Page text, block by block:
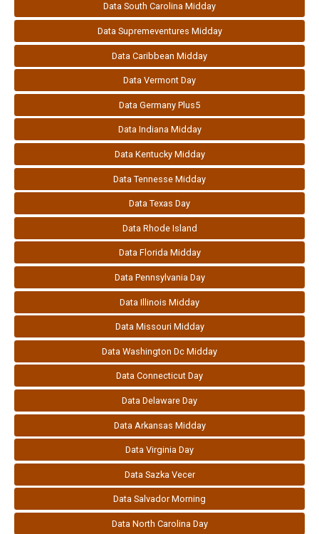
Data South Carolina Midday
Data Supremeventures Midday
Data Caribbean Midday
Data Vermont Day
Data Germany Plus5
Data Indiana Midday
Data Kentucky Midday
Data Tennesse Midday
Data Texas Day
Data Rhode Island
Data Florida Midday
Data Pennsylvania Day
Data Illinois Midday
Data Missouri Midday
Data Washington Dc Midday
Data Connecticut Day
Data Delaware Day
Data Arkansas Midday
Data Virginia Day
Data Sazka Vecer
Data Salvador Morning
Data North Carolina Day